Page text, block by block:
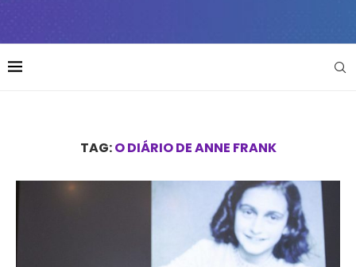
TAG:O DIÁRIO DE ANNE FRANK